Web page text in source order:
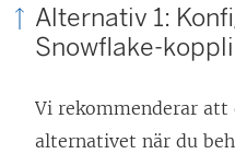
Alternativ 1:
Snowflake-
Vi rekommenderar att
alternativet när du